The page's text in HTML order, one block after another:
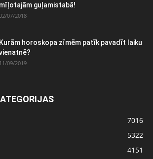
mīļotajām guļamistabā!
07/2018
Kurām horoskopa zīmēm patīk pavadīt laiku
11/09/2019
7016
5322
4151